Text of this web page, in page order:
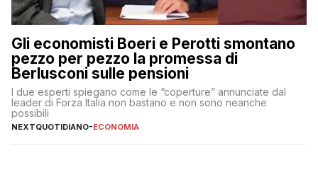
Gli economisti Boeri e Perotti smontano
pezzo per pezzo la promessa di
Berlusconi sulle pensioni
I due esperti spiegano come le “coperture” annunciate dal
leader di Forza Italia non bastano e non sono neanche
possibili
NEXTQUOTIDIANO-ECONOMIA